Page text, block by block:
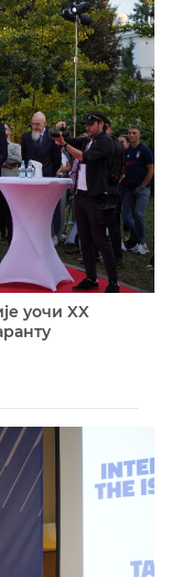
уочи XX